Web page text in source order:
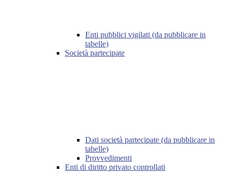
Enti pubblici vigilati (da pubblicare in
tabelle)
Società partecipate
Dati società partecipate (da pubblicare in
tabelle)
Provvedimenti
Enti di diritto privato controllati